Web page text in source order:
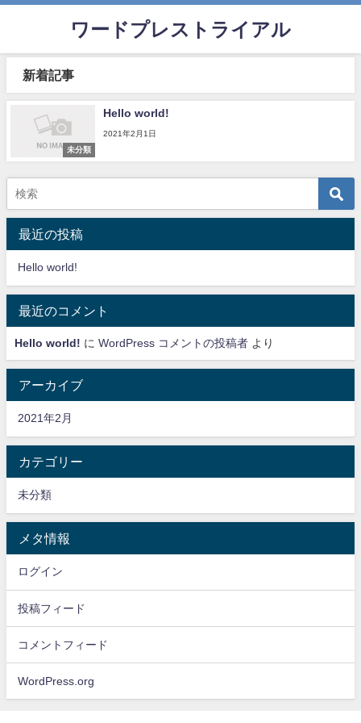
ワードプレストライアル
新着記事
未分類
Hello world!
2021年2月1日
最近の投稿
Hello world!
最近のコメント
Hello world! に WordPress コメントの投稿者 より
アーカイブ
2021年2月
カテゴリー
未分類
メタ情報
ログイン
投稿フィード
コメントフィード
WordPress.org